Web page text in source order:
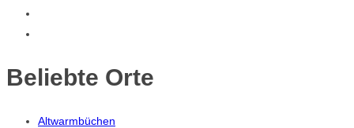
Beliebte Orte
Altwarmbüchen